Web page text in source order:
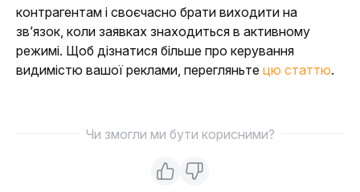
контрагентам і своєчасно брати виходити на
зв’язок, коли заявках знаходиться в активному
режимі. Щоб дізнатися більше про керування
видимістю вашої реклами, перегляньте цю статтю.
Чи змогли ми бути корисними?